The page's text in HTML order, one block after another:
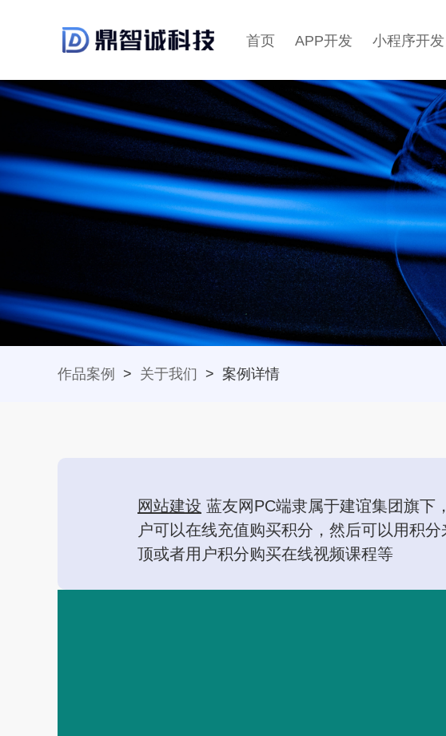
首页 APP开发 小程序开发
作品案例 > 关于我们 > 案例详情
网站建设 蓝友网PC端隶属于建谊集团旗下
户可以在线充值购买积分，然后可以用积
顶或者用户积分购买在线视频课程等